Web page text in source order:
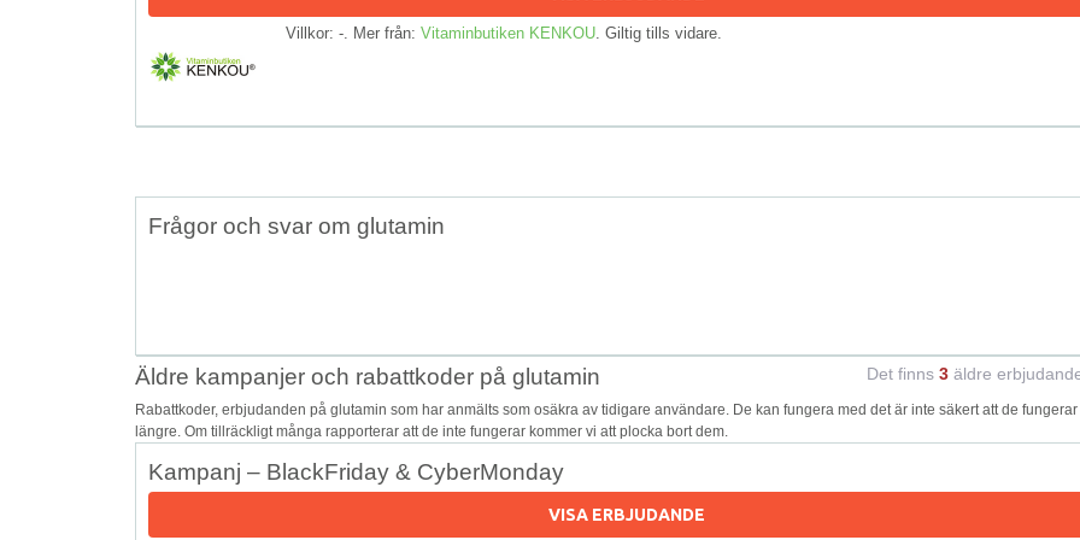
Villkor: -. Mer från: Vitaminbutiken KENKOU . Giltig tills vidare.
Frågor och svar om glutamin
Äldre kampanjer och rabattkoder på glutamin Det finns 3 äldre
Rabattkoder, erbjudanden på glutamin som har anmälts som osäkra av tidigare användare. De kan fungera med det är inte säkert att de fungerar
längre. Om tillräckligt många rapporterar att de inte fungerar kommer vi att plocka bort dem.
Kampanj – BlackFriday & CyberMonday
VISA ERBJUDANDE